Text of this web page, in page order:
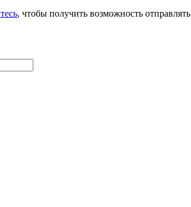
, чтобы получить возможность